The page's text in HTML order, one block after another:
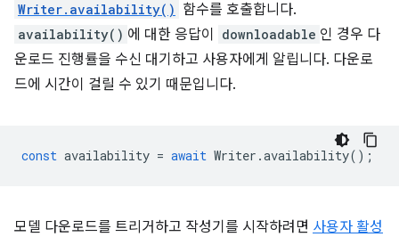
Writer.availability() 함수를 호출합니다.
availability() 에 대한 응답이 downloadable 인 경우 다
운로드 진행률을 수신 대기하고 사용자에게 알립니다. 다운로
드에 시간이 걸릴 수 있기 때문입니다.
const availability = await Writer .availability();
모델 다운로드를 트리거하고 작성기를 시작하려면 사용자 활성